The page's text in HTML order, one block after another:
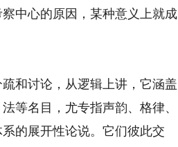
中心的原因，某种意义上就成
和讨论，从逻辑上讲，它涵盖
等名目，尤专指声韵、格律、
的展开性论说。它们彼此交